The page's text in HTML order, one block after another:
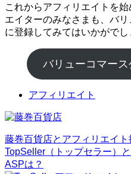
これからアフィリエイトを
エイターのみなさまも、バ
に登録してみてはいかがでし
バリューコマー
アフィリエイト
藤巻百貨店とアフィリエイ
TopSeller（トップセラー）
ASPは？